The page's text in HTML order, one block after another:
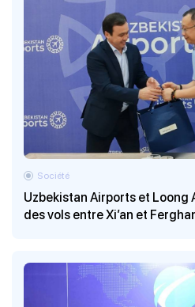
Uzbekistan Airports et Loong
des vols entre Xi’an et
Société